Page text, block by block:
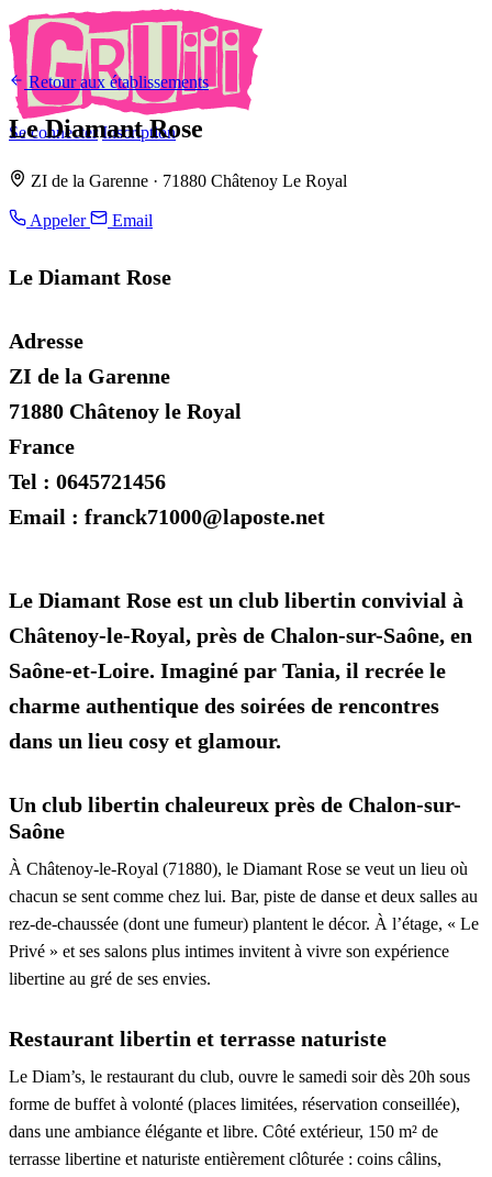
Se connecter Inscription
Retour aux établissements
Le Diamant Rose
ZI de la Garenne · 71880 Châtenoy Le Royal
Appeler Email
Le Diamant Rose
Adresse
ZI de la Garenne
71880 Châtenoy le Royal
France
Tel : 0645721456
Email : franck71000@laposte.net
Le Diamant Rose est un club libertin convivial à
Châtenoy-le-Royal, près de Chalon-sur-Saône, en
Saône-et-Loire. Imaginé par Tania, il recrée le
charme authentique des soirées de rencontres
dans un lieu cosy et glamour.
Un club libertin chaleureux près de Chalon-sur-
Saône
À Châtenoy-le-Royal (71880), le Diamant Rose se veut un lieu où
chacun se sent comme chez lui. Bar, piste de danse et deux salles au
rez-de-chaussée (dont une fumeur) plantent le décor. À l’étage, « Le
Privé » et ses salons plus intimes invitent à vivre son expérience
libertine au gré de ses envies.
Restaurant libertin et terrasse naturiste
Le Diam’s, le restaurant du club, ouvre le samedi soir dès 20h sous
forme de buffet à volonté (places limitées, réservation conseillée),
dans une ambiance élégante et libre. Côté extérieur, 150 m² de
terrasse libertine et naturiste entièrement clôturée : coins câlins,